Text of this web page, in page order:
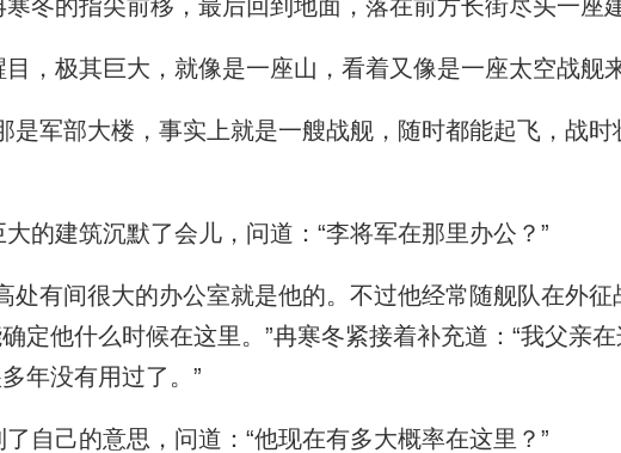
冬的指尖前移，最后回到地面，落在前方长街尽头一座建
，极其巨大，就像是一座山，看着又像是一座太空战舰
军部大楼，事实上就是一艘战舰，随时都能起飞，战时
的建筑沉默了会儿，问道：“李将军在那里办公？”
有间很大的办公室就是他的。不过他经常随舰队在外征
定他什么时候在这里。”冉寒冬紧接着补充道：“我父亲
年没有用过了。”
自己的意思，问道：“他现在有多大概率在这里？”